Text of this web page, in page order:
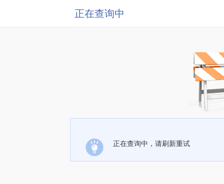
正在查询中
正在查询中，请刷新重试